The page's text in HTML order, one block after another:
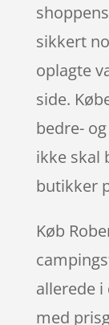
sikkert
oplagte
side.
bedre-
ikke skal
butikker
Køb
allerede i
med